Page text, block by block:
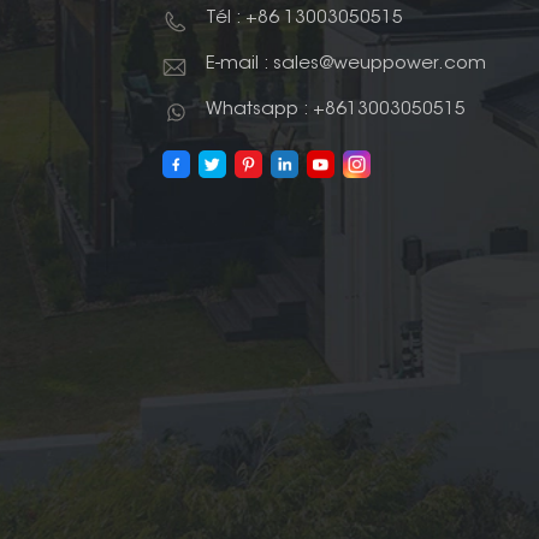
Tél : +86 13003050515
E-mail : sales@weuppower.com
Whatsapp : +8613003050515